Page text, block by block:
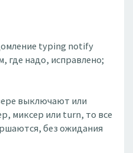
typing notify
где надо, исправлено;
выключают или
миксер или turn, то все
без ожидания